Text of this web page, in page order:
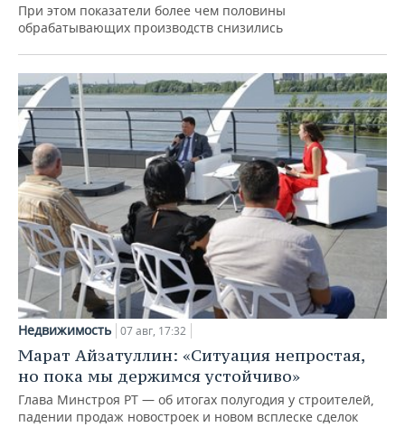
При этом показатели более чем половины
обрабатывающих производств снизились
Недвижимость 07 авг, 17:32
Марат Айзатуллин: «Ситуация непростая,
но пока мы держимся устойчиво»
Глава Минстроя РТ — об итогах полугодия у строителей,
падении продаж новостроек и новом всплеске сделок